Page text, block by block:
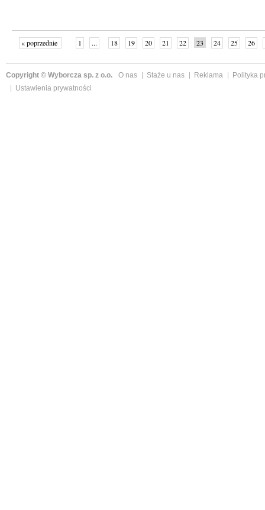
« poprzednie 1 ... 18 19 20 21 22 23 24 25 26
Copyright © Wyborcza sp. z o.o. O nas Staże u nas Reklama
Polityka
Ustawienia prywatności